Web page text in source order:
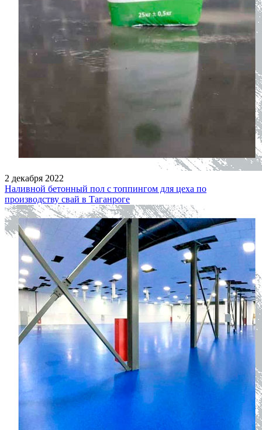
2 декабря 2022
Наливной бетонный пол с топпингом для цеха по
производству свай в Таганроге